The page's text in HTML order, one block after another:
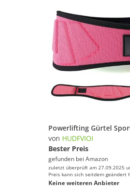
von HUDFVIOI
Bester Preis
gefunden bei Amazon
zuletzt überprüft am 27.09.2025
Preis kann sich seitdem geändert
Keine weiteren Anbieter